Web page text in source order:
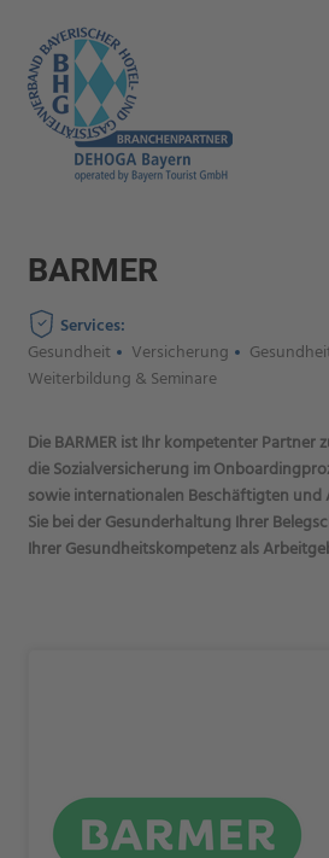
BARMER
Services:
Gesundheit
Versicherung
Weiterbildung & Seminare
Die BARMER ist Ihr kompetenter Partner
die Sozialversicherung im
sowie internationalen Beschäftigten und
Sie bei der Gesunderhaltung Ihrer
Ihrer Gesundheitskompetenz als